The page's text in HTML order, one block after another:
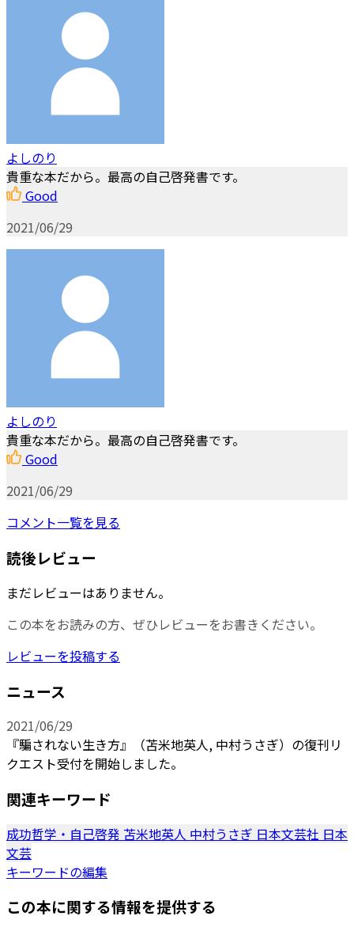
よしのり
貴重な本だから。最高の自己啓発書です。
Good
2021/06/29
よしのり
貴重な本だから。最高の自己啓発書です。
Good
2021/06/29
コメント一覧を見る
読後レビュー
まだレビューはありません。
この本をお読みの方、ぜひレビューをお書きください。
レビューを投稿する
ニュース
2021/06/29
『騙されない生き方』（苫米地英人, 中村うさぎ）の復刊リ
クエスト受付を開始しました。
関連キーワード
成功哲学・自己啓発 苫米地英人 中村うさぎ 日本文芸社 日本
文芸
キーワードの編集
この本に関する情報を提供する